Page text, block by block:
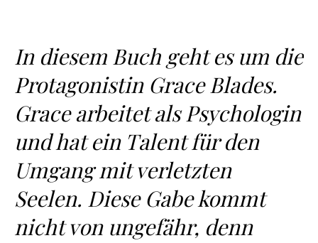
In diesem Buch geht es um die
Protagonistin Grace Blades.
Grace arbeitet als Psychologin
und hat ein Talent für den
Umgang mit verletzten
Seelen. Diese Gabe kommt
nicht von ungefähr, denn